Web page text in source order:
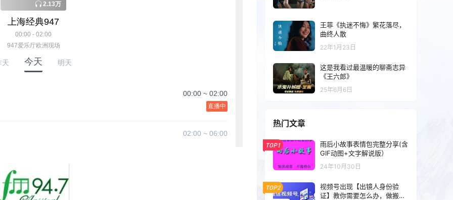
王菲《执迷不悔》繁花落尽，
曲终人散
22年1月23日
这是我看过最温暖的聊斋志异
《王六郎》
25年6月6日
热门文章
TOP1
雨后小故事表情包完整分享(含
GIF动图+文字解说版）
24年10月30日
TOP2
视频号出现【出镜人身份验
证】教你需要怎么办，做搬运